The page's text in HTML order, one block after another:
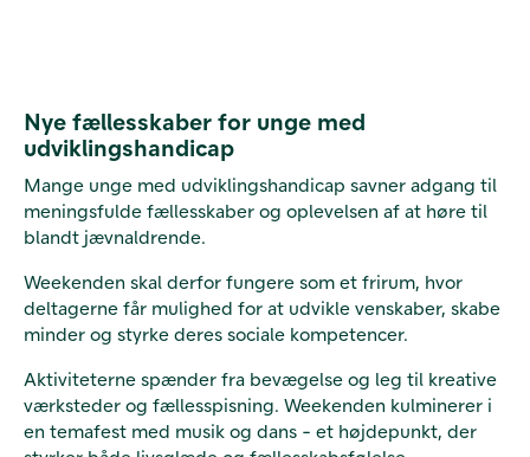
Nye fællesskaber for unge med
udviklingshandicap
Mange unge med udviklingshandicap savner adgang til
meningsfulde fællesskaber og oplevelsen af at høre til
blandt jævnaldrende.
Weekenden skal derfor fungere som et frirum, hvor
deltagerne får mulighed for at udvikle venskaber, skabe
minder og styrke deres sociale kompetencer.
Aktiviteterne spænder fra bevægelse og leg til kreative
værksteder og fællesspisning. Weekenden kulminerer i
en temafest med musik og dans - et højdepunkt, der